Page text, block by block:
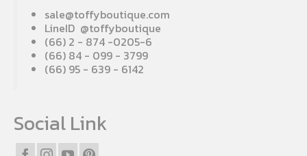
sale@toffyboutique.com
LineID @toffyboutique
(66) 2 - 874 -0205-6
(66) 84 - 099 - 3799
(66) 95 - 639 - 6142
Social Link